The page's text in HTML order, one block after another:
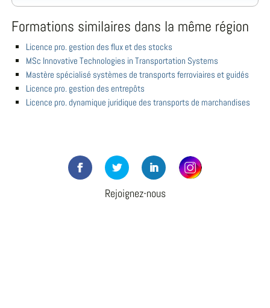
Formations similaires dans la même région
Licence pro. gestion des flux et des stocks
MSc Innovative Technologies in Transportation Systems
Mastère spécialisé systèmes de transports ferroviaires et guidés
Licence pro. gestion des entrepôts
Licence pro. dynamique juridique des transports de marchandises
Rejoignez-nous